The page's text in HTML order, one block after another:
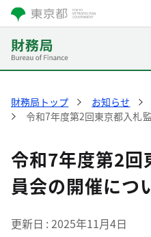
財務局トップ お知らせ
令和7年度第2回東京都入札
令和7年度第2回
員会の開催につ
更新日 2025年11月4日